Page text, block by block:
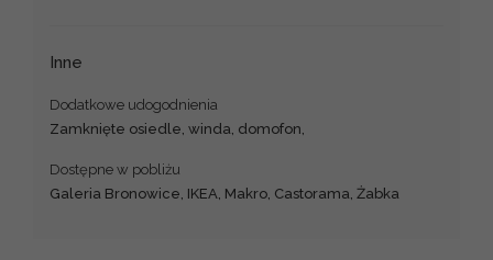
Inne
Dodatkowe udogodnienia
Zamknięte osiedle, winda, domofon,
Dostępne w pobliżu
Galeria Bronowice, IKEA, Makro, Castorama, Żabka